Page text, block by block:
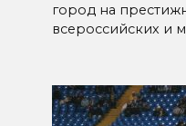
город на
всероссийских и